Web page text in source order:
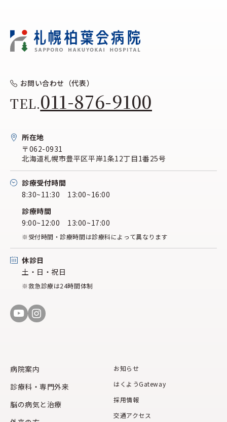
お問い合わせ（代表）
TEL.011-876-9100
所在地
〒062-0931
北海道札幌市豊平区平岸1条12丁目1番25号
診療受付時間
8:30~11:30 13:00~16:00
診療時間
9:00~12:00 13:00~17:00
※受付時間・診療時間は診療科によって異なります
休診日
土・日・祝日
※救急診療は24時間体制
病院案内
診療科・専門外来
脳の病気と治療
お知らせ
はくようGateway
採用情報
交通アクセス